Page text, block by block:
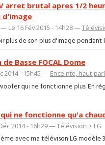
arret brutal apres 1/2
d'image
Le 16 Fév 2015 - 14h28 —
plus de son plus d'image
Basse FOCAL Dome
2014 - 15h45 — Enceinte, haut-
qui ne fonctionne plus. En
ne fonctionne qu'a
2014 - 16h29 —Télévision > LG
avec ma télévison LG modèle